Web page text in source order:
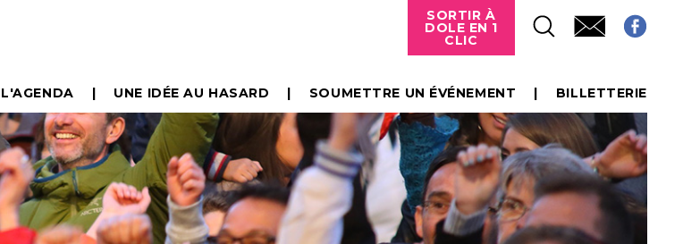
SORTIR À
DOLE EN 1
CLIC
L'AGENDA UNE IDÉE AU HASARD SOUMETTRE UN ÉVÉNEMENT BILLETTERIE